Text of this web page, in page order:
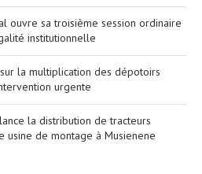
ouvre sa troisième session ordinaire
institutionnelle
la multiplication des dépotoirs
urgente
la distribution de tracteurs
usine de montage à Musienene